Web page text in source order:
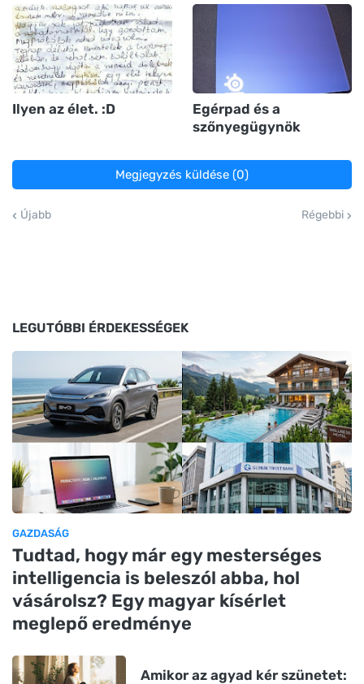
Ilyen az élet. :D
Egérpad és a
szőnyegügynök
Megjegyzés küldése (0)
Újabb Régebbi
LEGUTÓBBI ÉRDEKESSÉGEK
GAZDASÁG
Tudtad, hogy már egy mesterséges
intelligencia is beleszól abba, hol
vásárolsz? Egy magyar kísérlet
meglepő eredménye
Amikor az agyad kér szünetet: